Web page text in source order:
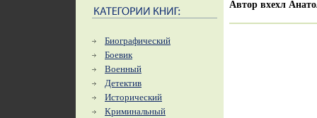
Биографический
Боевик
Военный
Детектив
Исторический
Криминальный
Автор вхехл